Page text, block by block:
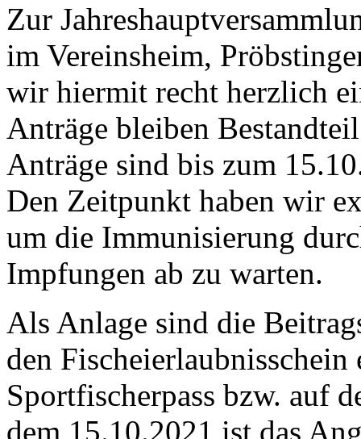
Zur
im Vereinsheim,
wir hiermit recht herzlich
Anträge bleiben
Anträge sind bis zum
Den Zeitpunkt haben wir
um die Immunisierung
Impfungen ab zu warten.
Als Anlage sind die
den
Sportfischerpass bzw. auf
dem 15.10.2021 ist das